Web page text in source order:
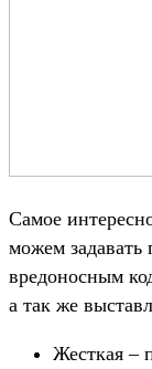
Самое
можем
вредоносным
а так же
Жесткая –